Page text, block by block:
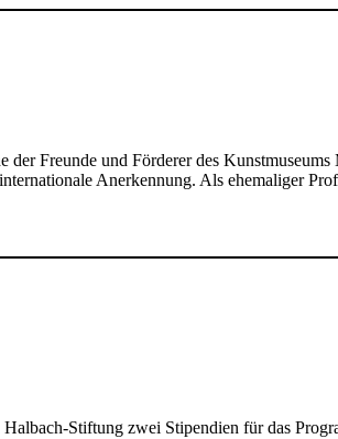
Freunde und Förderer des
Anerkennung. Als ehemaliger
Stiftung zwei Stipendien für das